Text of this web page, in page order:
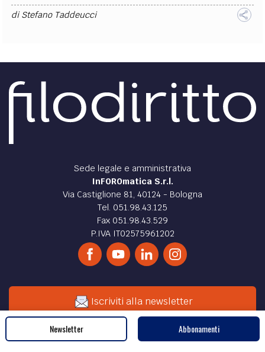
diStefano Taddeucci
Sede legale e amministrativa
InFOROmatica S.r.l.
Via Castiglione 81, 40124 - Bologna
Tel. 051.98.43.125
Fax 051.98.43.529
P.IVA IT02575961202
Iscriviti alla newsletter
Cerca nel sito
Newsletter Abbonamenti